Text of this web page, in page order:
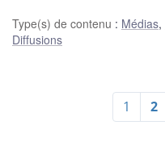
Type(s) de contenu : Médias,
Diffusions
1 2